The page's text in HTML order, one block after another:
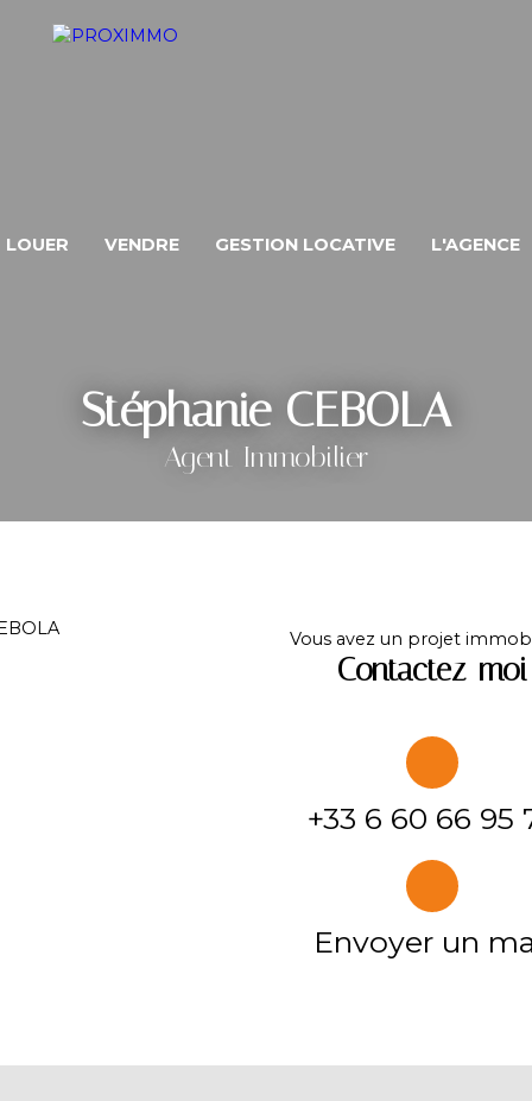
LOUER VENDRE GESTION LOCATIVE L'AGENCE
Stéphanie CEBOLA
Agent Immobilier
Vous avez un projet
Contactez-moi
+33 6 60 66 95
Envoyer un